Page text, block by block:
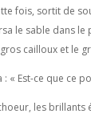
fois, sortit de
le sable dans le
cailloux et le
« Est-ce que ce
les brillants